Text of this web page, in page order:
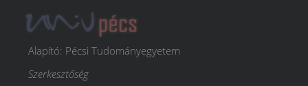
Alapító: Pécsi Tudományegyetem
Szerkesztőség